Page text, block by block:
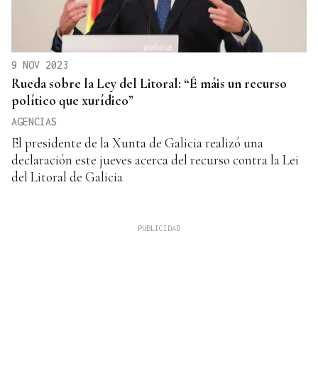
9 NOV 2023
Rueda sobre la Ley del Litoral: “É máis un recurso
político que xurídico”
AGENCIAS
El presidente de la Xunta de Galicia realizó una
declaración este jueves acerca del recurso contra la Lei
del Litoral de Galicia